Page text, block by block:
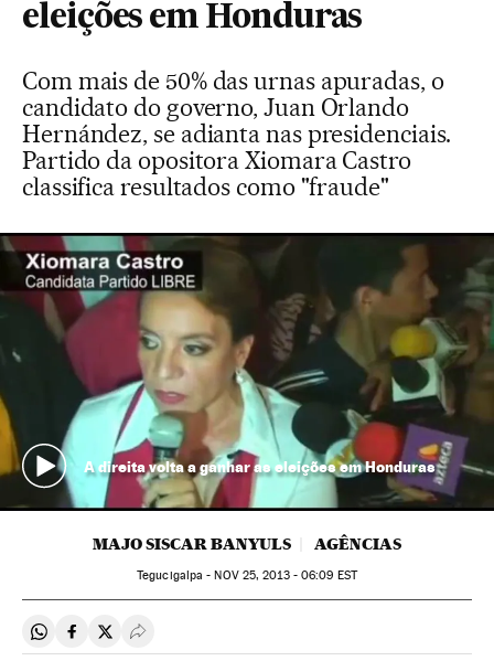
eleições em Honduras
Com mais de 50% das urnas apuradas, o
candidato do governo, Juan Orlando
Hernández, se adianta nas presidenciais.
Partido da opositora Xiomara Castro
classifica resultados como "fraude"
A direita volta a ganhar as eleições em Honduras
MAJO SISCAR BANYULS AGÊNCIAS
Tegucigalpa -NOV25, 2013 - 06:09 EST
Compartir en Whatsapp
Compartir en Facebook
Compartir en Twitter
Desplegar Redes Sociales